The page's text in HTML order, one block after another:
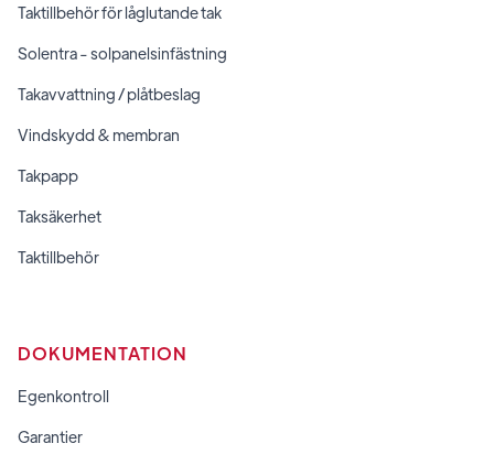
Taktillbehör för låglutande tak
Solentra - solpanelsinfästning
Takavvattning / plåtbeslag
Vindskydd & membran
Takpapp
Taksäkerhet
Taktillbehör
DOKUMENTATION
Egenkontroll
Garantier